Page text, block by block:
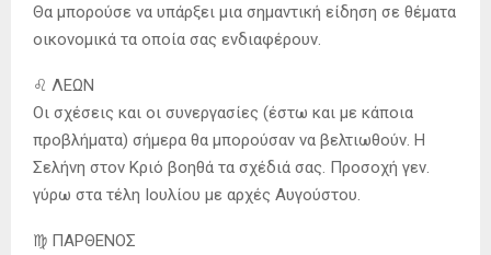
Θα μπορούσε να υπάρξει μια σημαντική είδηση σε θέματα
οικονομικά τα οποία σας ενδιαφέρουν.
♌️ ΛΕΩΝ
Οι σχέσεις και οι συνεργασίες (έστω και με κάποια
προβλήματα) σήμερα θα μπορούσαν να βελτιωθούν. Η
Σελήνη στον Κριό βοηθά τα σχέδιά σας. Προσοχή γεν.
γύρω στα τέλη Ιουλίου με αρχές Αυγούστου.
♍️ ΠΑΡΘΕΝΟΣ